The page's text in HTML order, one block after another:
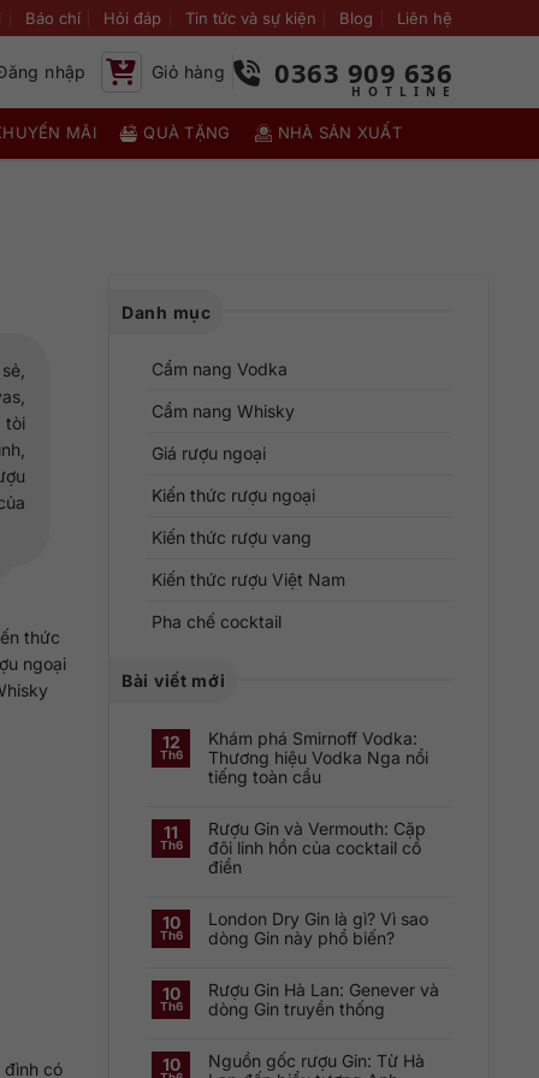
Báo chí Hỏi đáp Tin tức và sự kiện Blog Liên hệ
nhập Giỏ hàng 0363 909 636
MÃI QUÀ TẶNG NHÀ SẢN XUẤT
tòi
thức
ngoại
đình có
Danh mục
Cẩm nang Vodka
Cẩm nang Whisky
Giá rượu ngoại
Kiến thức rượu ngoại
Kiến thức rượu vang
Kiến thức rượu Việt Nam
Pha chế cocktail
Bài viết mới
12
Th6
Khám phá Smirnoff Vodka:
Thương hiệu Vodka Nga nổi
tiếng toàn cầu
bình
luận
ở
Khám
phá
Thương
hiệu
Vodka
tiếng
toàn
cầu
11
Th6
Rượu Gin và Vermouth: Cặp
đôi linh hồn của cocktail cổ
điển
bình
luận
ở
Vermouth:
Cặp
của
cocktail
10
Th6
London Dry Gin là gì? Vì sao
dòng Gin này phổ biến?
bình
luận
ở
là
10
Th6
Rượu Gin Hà Lan: Genever và
dòng Gin truyền thống
bình
luận
10
Nguồn gốc rượu Gin: Từ Hà